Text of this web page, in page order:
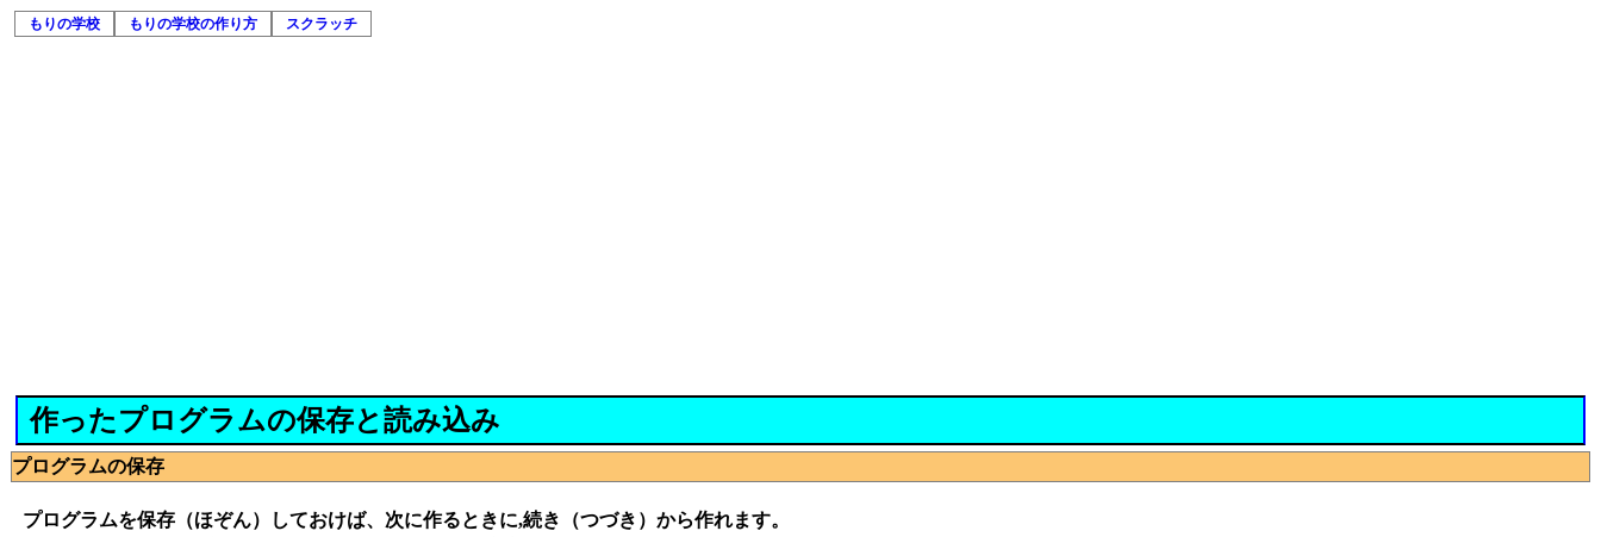
もりの学校 もりの学校の作り方 スクラッチ
作ったプログラムの保存と読み込み
プログラムの保存
プログラムを保存（ほぞん）しておけば、次に作るときに,続き（つづき）から作れます。